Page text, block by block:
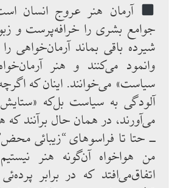
آرمان هنر عروج انسان
‌جوامع ‌بشری را خرافه‌پرست و
شیرده باقی ‌بماند آرمان‌خواهی
وانمود می‌کنند و هنر
‌سیاست» می‌خوانند. اینان که
‌آلودگی به ‌سیاست بل‌که
می‌آورند، در همان حال برآنند که‌
ــ حتا تا فراسوهای “زیبائی
من‌ هواخواه آن‌گونه هنر
‌اتفاق‌می‌افتد که ‌در برابر